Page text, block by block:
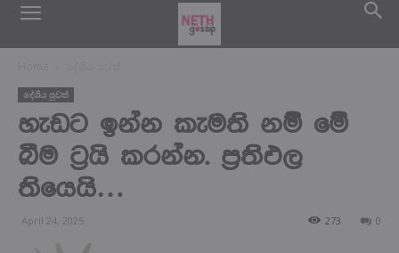
දේශිය පුවත්
හැඩට ඉන්න කැමති නම් මේ
බීම ට්‍රයි කරන්න. ප්‍රතිඵල
තියෙයි…
April 24, 2025 0
273